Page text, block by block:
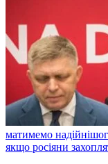
матимемо
якщо росіяни